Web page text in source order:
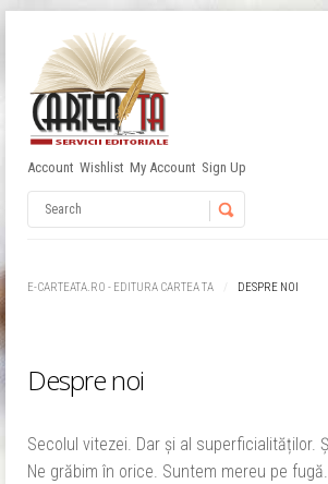
Account Wishlist My Account Sign Up
E-CARTEATA.RO - EDITURA CARTEA TA DESPRE NOI
Despre noi
Secolul vitezei. Dar și al superficialităților.
Ne grăbim în orice. Suntem mereu pe
Nu ai niciun produs în coș.